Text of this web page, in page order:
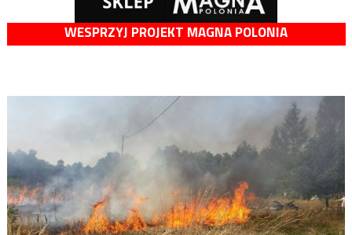
WESPRZYJ PROJEKT MAGNA POLONIA